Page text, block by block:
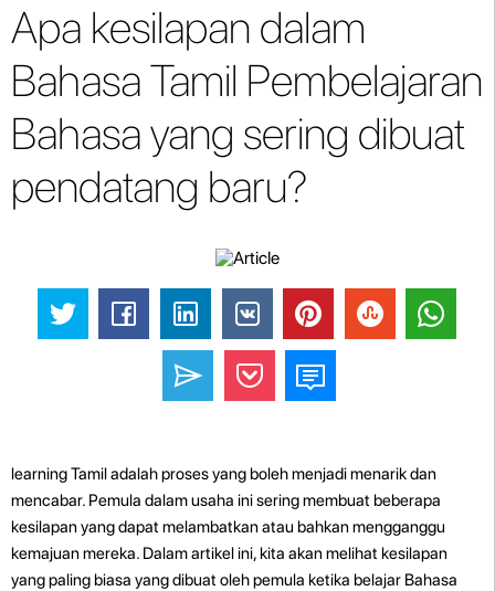
Apa kesilapan dalam
Bahasa Tamil Pembelajaran
Bahasa yang sering dibuat
pendatang baru?
learning Tamil adalah proses yang boleh menjadi menarik dan
mencabar. Pemula dalam usaha ini sering membuat beberapa
kesilapan yang dapat melambatkan atau bahkan mengganggu
kemajuan mereka. Dalam artikel ini, kita akan melihat kesilapan
yang paling biasa yang dibuat oleh pemula ketika belajar Bahasa